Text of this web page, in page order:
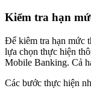
Kiểm tra hạn
Để kiêm tra hạn mức
lựa chọn thực hiện
Mobile Banking. Cả
Các bước thực hiện